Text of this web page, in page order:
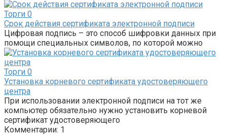
Торги 0
Срок действия сертификата электронной подписи
Цифровая подпись – это способ шифровки данных при
помощи специальных символов, по которой можно
Торги 0
Установка корневого сертификата удостоверяющего
центра
При использовании электронной подписи на тот же
компьютер обязательно нужно установить корневой
сертификат удостоверяющего
Комментарии: 1